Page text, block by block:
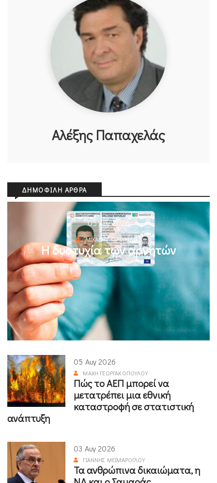
Αλέξης Παπαχελάς
ΔΗΜΟΦΙΛΉ ΆΡΘΡΑ
05 Αυγ 2026
ΜΙΧΆΛΗΣ ΚΥΡΙΑΚΊΔΗΣ
Η δυστυχία των αρνητών
05 Αυγ 2026
ΜΆΧΗ ΓΕΩΡΓΑΚΟΠΟΎΛΟΥ
Πώς το ΑΕΠ μπορεί να
μετατρέπει μια εθνική
καταστροφή σε στατιστική
ανάπτυξη
03 Αυγ 2026
ΓΙΆΝΝΗΣ ΜΕΪΜΆΡΟΓΛΟΥ
Τα ανθρώπινα δικαιώματα, η